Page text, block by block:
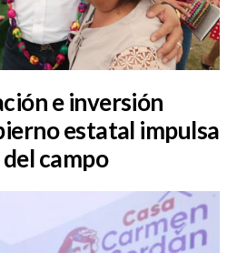
e inversión
estatal impulsa
campo